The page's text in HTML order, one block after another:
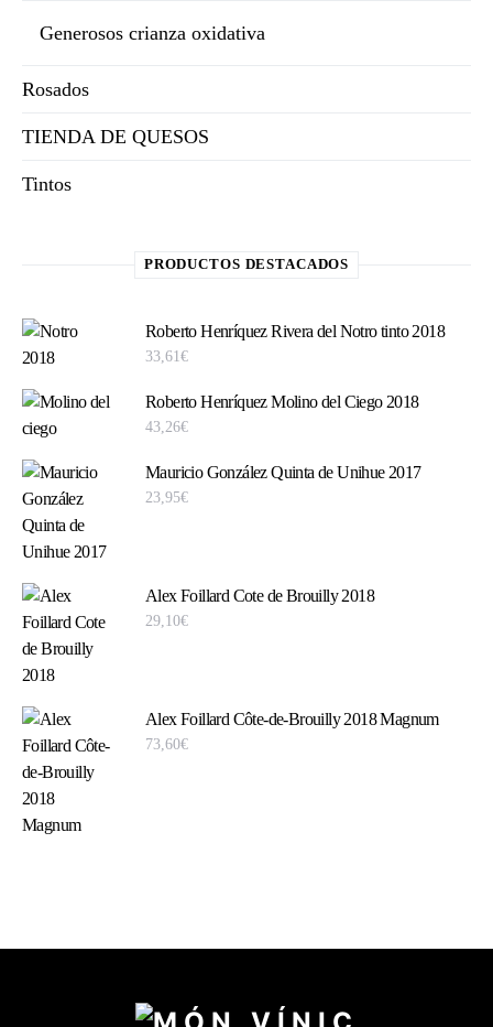
Generosos crianza oxidativa
Rosados
TIENDA DE QUESOS
Tintos
PRODUCTOS DESTACADOS
Roberto Henríquez Rivera del Notro tinto 2018
33,61€
Roberto Henríquez Molino del Ciego 2018
43,26€
Mauricio González Quinta de Unihue 2017
23,95€
Alex Foillard Cote de Brouilly 2018
29,10€
Alex Foillard Côte-de-Brouilly 2018 Magnum
73,60€